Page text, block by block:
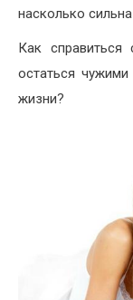
насколько
Как
остаться
жизни?